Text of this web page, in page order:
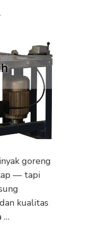
goreng
— tapi
kualitas
…